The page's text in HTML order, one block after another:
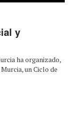
y
ha organizado,
un Ciclo de